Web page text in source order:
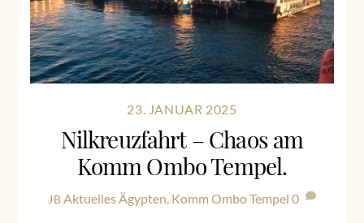
23. JANUAR 2025
Nilkreuzfahrt – Chaos am
Komm Ombo Tempel.
JBAktuellesÄgypten, Komm Ombo Tempel 0